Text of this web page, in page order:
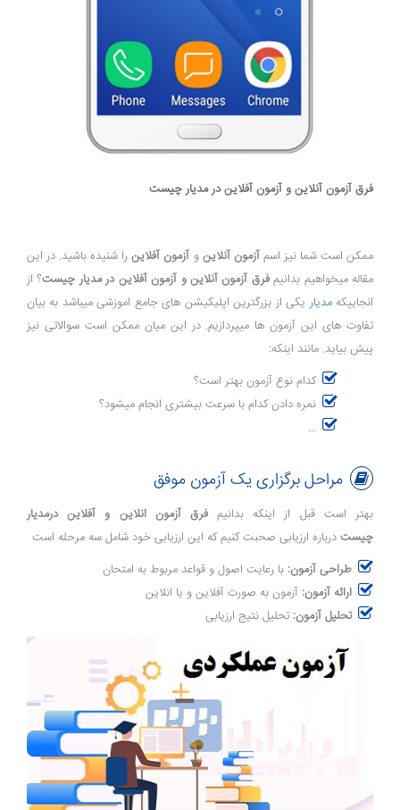
فرق آزمون آنلاین و آزمون آفلاین در مدیار چیست
ممکن است شما نیز اسمآزمون آنلاین و آزمون آفلاینرا شنیده باشید. در این
مقاله میخواهیم بدانیمفرق آزمون آنلاین و آزمون آفلاین در مدیار چیست؟ از
انجاییکهمدیار یکی از بزرگترین اپلیکیشن های جامع اموزشی میباشد به بیان
تفاوت های این آزمون ها میپردازیم. در این میان ممکن است سوالاتی نیز
پیش بیاید. مانند اینکه:
کدام نوع آزمون بهتر است؟
نمره دادن کدام با سرعت بیشتری انجام میشود؟
...
مراحل برگزاری یک آزمون موفق
بهتر است قبل از اینکه بدانیمفرق آزمون انلاین و آفلاین درمدیار
چیست درباره ارزیابی صحبت کنیم که این ارزیابی خود شامل سه مرحله است
طراحی آزمون: با رعایت اصول و قواعد مربوط به امتحان
ارائه آزمون: آزمون به صورت آفلاین و یا انلاین
تحلیل آزمون: تحلیل نتیج ارزیابی